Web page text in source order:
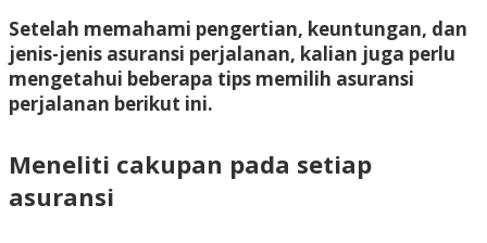
Setelah memahami pengertian, keuntungan, dan
jenis-jenis asuransi perjalanan, kalian juga perlu
mengetahui beberapa tips memilih asuransi
perjalanan berikut ini.
Meneliti cakupan pada setiap
asuransi